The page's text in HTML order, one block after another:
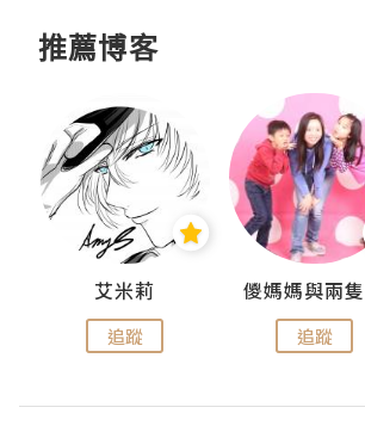
推薦博客
艾米莉
追蹤 追蹤